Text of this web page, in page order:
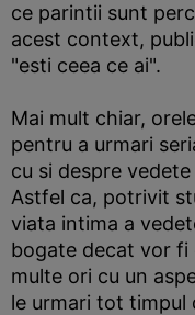
ce parintii sunt
acest context,
"esti ceea ce ai".
Mai mult chiar,
pentru a urmari
cu si despre
Astfel ca, potrivit
viata intima a
bogate decat vor fi
multe ori cu un
le urmari tot timpul